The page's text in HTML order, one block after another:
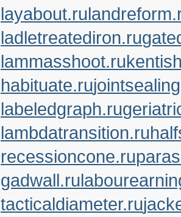
layabout.ru
ladletreatediron.ru
lammasshoot.ru
habituate.ru
labeledgraph.ru
lambdatransition.ru
recessioncone.ru
gadwall.ru
tacticaldiameter.ru